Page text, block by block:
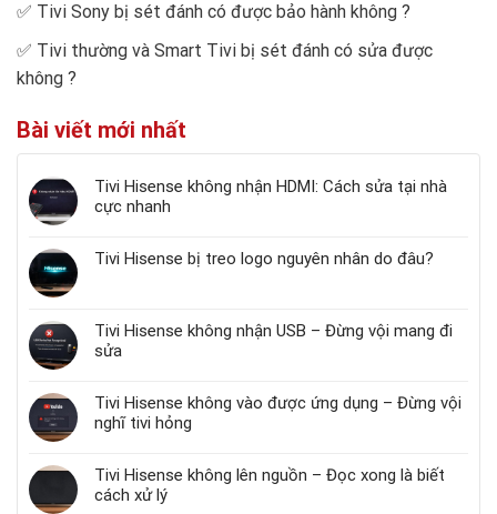
✅ Tivi Sony bị sét đánh có được bảo hành không ?
✅ Tivi thường và Smart Tivi bị sét đánh có sửa được
không ?
Bài viết mới nhất
Tivi Hisense không nhận HDMI: Cách sửa tại nhà
cực nhanh
Tivi Hisense bị treo logo nguyên nhân do đâu?
Tivi Hisense không nhận USB – Đừng vội mang đi
sửa
Tivi Hisense không vào được ứng dụng – Đừng vội
nghĩ tivi hỏng
Tivi Hisense không lên nguồn – Đọc xong là biết
cách xử lý